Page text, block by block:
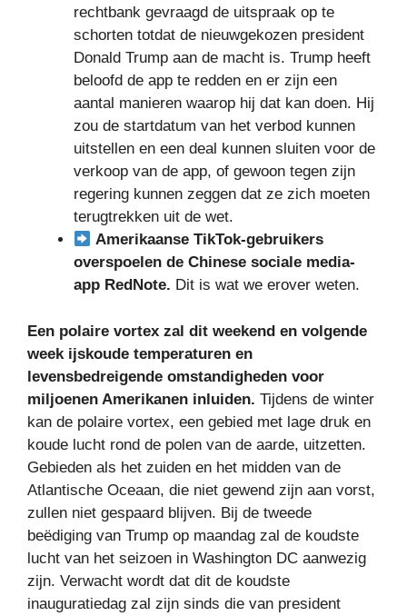
rechtbank gevraagd de uitspraak op te
schorten totdat de nieuwgekozen president
Donald Trump aan de macht is. Trump heeft
beloofd de app te redden en er zijn een
aantal manieren waarop hij dat kan doen. Hij
zou de startdatum van het verbod kunnen
uitstellen en een deal kunnen sluiten voor de
verkoop van de app, of gewoon tegen zijn
regering kunnen zeggen dat ze zich moeten
terugtrekken uit de wet.
Amerikaanse TikTok-gebruikers
overspoelen de Chinese sociale media-
app RedNote. Dit is wat we erover weten.
Een polaire vortex zal dit weekend en volgende
week ijskoude temperaturen en
levensbedreigende omstandigheden voor
miljoenen Amerikanen inluiden. Tijdens de winter
kan de polaire vortex, een gebied met lage druk en
koude lucht rond de polen van de aarde, uitzetten.
Gebieden als het zuiden en het midden van de
Atlantische Oceaan, die niet gewend zijn aan vorst,
zullen niet gespaard blijven. Bij de tweede
beëdiging van Trump op maandag zal de koudste
lucht van het seizoen in Washington DC aanwezig
zijn. Verwacht wordt dat dit de koudste
inauguratiedag zal zijn sinds die van president